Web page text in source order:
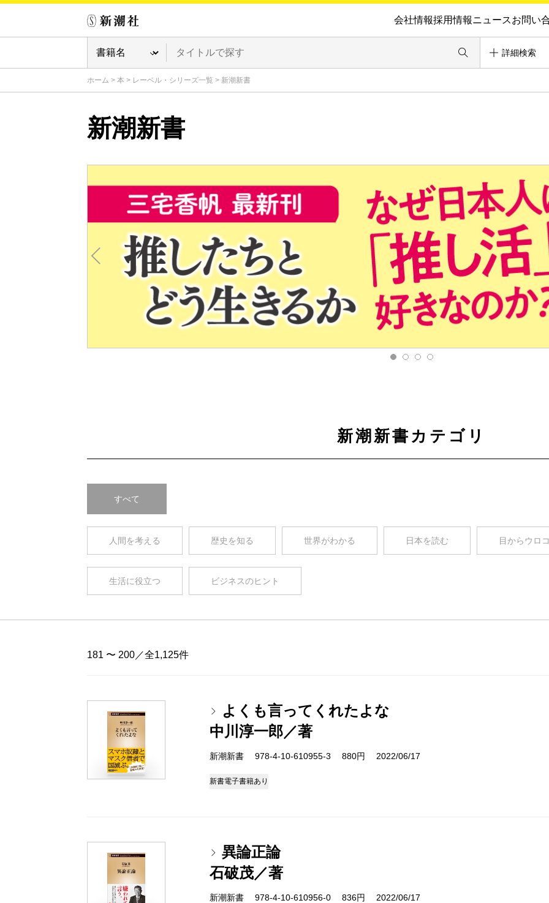
会社情報採用情報ニュースお問い
詳細検索
ホーム > 本 > レーベル・シリーズ一覧 > 新潮新書
新潮新書
新潮新書カテゴリ
すべて
人間を考える 歴史を知る 世界がわかる 日本を読む 目からウロ
生活に役立つ ビジネスのヒント
181 〜 200／全1,125件
よくも言ってくれたよな
中川淳一郎／著
新潮新書 978-4-10-610955-3 880円 2022/06/17
新書電子書籍あり
異論正論
石破茂／著
新潮新書 978-4-10-610956-0 836円 2022/06/17